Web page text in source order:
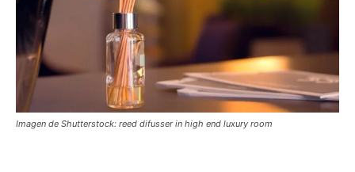
Imagen de Shutterstock: reed difusser in high end luxury room